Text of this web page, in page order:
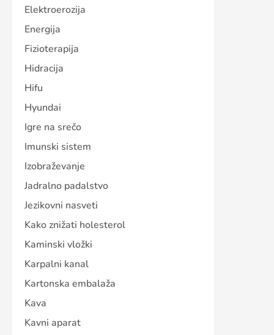
Elektroerozija
Energija
Fizioterapija
Hidracija
Hifu
Hyundai
Igre na srečo
Imunski sistem
Izobraževanje
Jadralno padalstvo
Jezikovni nasveti
Kako znižati holesterol
Kaminski vložki
Karpalni kanal
Kartonska embalaža
Kava
Kavni aparat